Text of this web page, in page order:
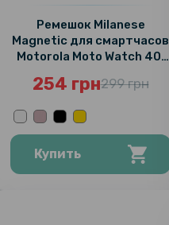
Ремешок Milanese
Magnetic для смартчасов
Motorola Moto Watch 40,
254 грн299 грн
Купить